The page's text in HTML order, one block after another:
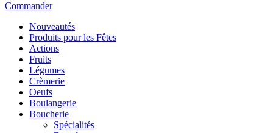
Commander
Nouveautés
Produits pour les Fêtes
Actions
Fruits
Légumes
Crèmerie
Oeufs
Boulangerie
Boucherie
Spécialités